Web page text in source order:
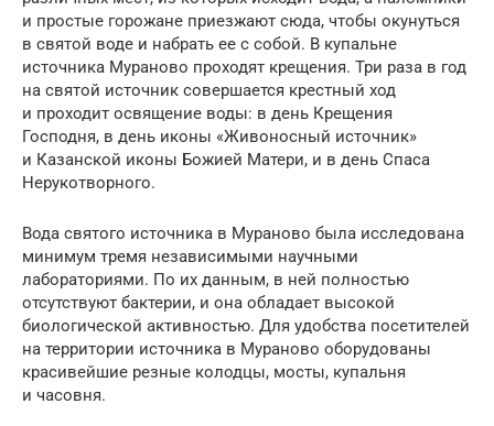
и простые горожане приезжают сюда, чтобы окунуться
в святой воде и набрать ее с собой. В купальне
источника Мураново проходят крещения. Три раза в год
на святой источник совершается крестный ход
и проходит освящение воды: в день Крещения
Господня, в день иконы «Живоносный источник»
и Казанской иконы Божией Матери, и в день Спаса
Нерукотворного.
Вода святого источника в Мураново была исследована
минимум тремя независимыми научными
лабораториями. По их данным, в ней полностью
отсутствуют бактерии, и она обладает высокой
биологической активностью. Для удобства посетителей
на территории источника в Мураново оборудованы
красивейшие резные колодцы, мосты, купальня
и часовня.